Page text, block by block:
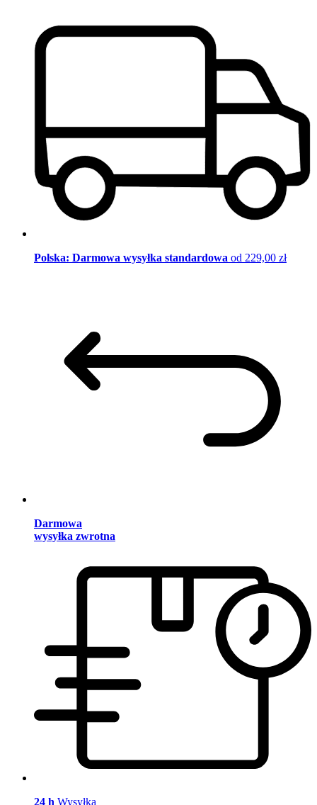
Polska: Darmowa wysyłka standardowa od 229,00 zł
Darmowa
wysyłka zwrotna
24 h Wysyłka